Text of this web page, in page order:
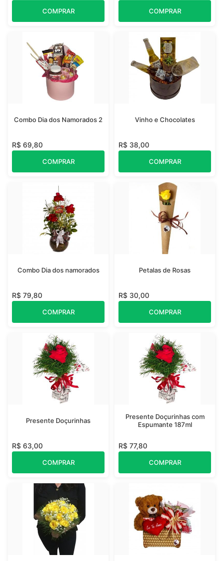
COMPRAR COMPRAR
Combo Dia dos Namorados 2
R$ 69,80
COMPRAR
Vinho e Chocolates
R$ 38,00
COMPRAR
Combo Dia dos namorados
R$ 79,80
COMPRAR
Petalas de Rosas
R$ 30,00
COMPRAR
Presente Doçurinhas
R$ 63,00
COMPRAR
Presente Doçurinhas com
Espumante 187ml
R$ 77,80
COMPRAR